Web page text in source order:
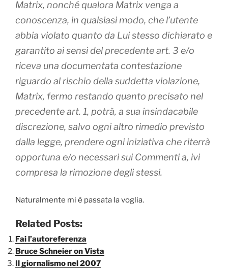
Matrix, nonché qualora Matrix venga a
conoscenza, in qualsiasi modo, che l’utente
abbia violato quanto da Lui stesso dichiarato e
garantito ai sensi del precedente art. 3 e/o
riceva una documentata contestazione
riguardo al rischio della suddetta violazione,
Matrix, fermo restando quanto precisato nel
precedente art. 1, potrà, a sua insindacabile
discrezione, salvo ogni altro rimedio previsto
dalla legge, prendere ogni iniziativa che riterrà
opportuna e/o necessari sui Commenti a, ivi
compresa la rimozione degli stessi.
Naturalmente mi è passata la voglia.
Related Posts:
Fai l’autoreferenza
Bruce Schneier on Vista
Il giornalismo nel 2007